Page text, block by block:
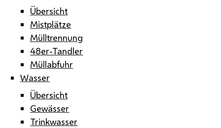
Übersicht
Mistplätze
Mülltrennung
48er-Tandler
Müllabfuhr
Wasser
Übersicht
Gewässer
Trinkwasser